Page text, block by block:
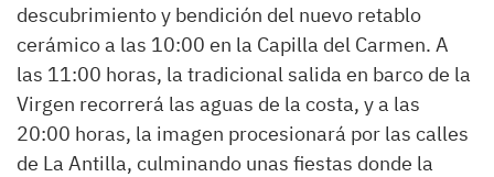
descubrimiento y bendición del nuevo retablo
cerámico a las 10:00 en la Capilla del Carmen. A
las 11:00 horas, la tradicional salida en barco de la
Virgen recorrerá las aguas de la costa, y a las
20:00 horas, la imagen procesionará por las calles
de La Antilla, culminando unas fiestas donde la